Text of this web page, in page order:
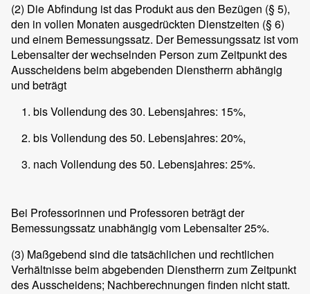
(2) Die Abfindung ist das Produkt aus den Bezügen (§ 5),
den in vollen Monaten ausgedrückten Dienstzeiten (§ 6)
und einem Bemessungssatz. Der Bemessungssatz ist vom
Lebensalter der wechselnden Person zum Zeitpunkt des
Ausscheidens beim abgebenden Dienstherrn abhängig
und beträgt
bis Vollendung des 30. Lebensjahres: 15%,
bis Vollendung des 50. Lebensjahres: 20%,
nach Vollendung des 50. Lebensjahres: 25%.
Bei Professorinnen und Professoren beträgt der
Bemessungssatz unabhängig vom Lebensalter 25%.
(3) Maßgebend sind die tatsächlichen und rechtlichen
Verhältnisse beim abgebenden Dienstherrn zum Zeitpunkt
des Ausscheidens; Nachberechnungen finden nicht statt.